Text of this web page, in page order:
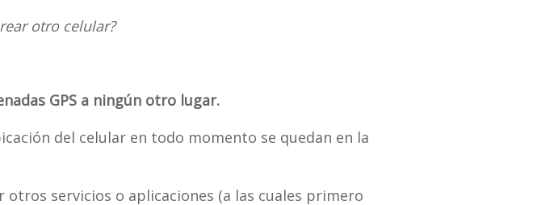
otro celular?
GPS a ningún otro lugar.
del celular en todo momento se quedan en la
otros servicios o aplicaciones (a las cuales primero